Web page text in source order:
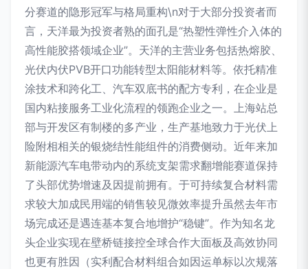
分赛道的隐形冠军与格局重构\n对于大部分投资者而
言，天洋最为投资者熟的面孔是“热塑性弹性介入体的
高性能胶搭领域企业”。天洋的主营业务包括热熔胶、
光伏内伏PVB开口功能转型太阳能材料等。依托精准
涂技术和跨化工、汽车双底书的配方专利，在企业是
国内粘接服务工业化流程的领跑企业之一。上海站总
部与开发区有制楼的多产业，生产基地致力于光伏上
险附相相关的银烧结性能组件的消费侧动。近年来加
新能源汽车电带动内的系统支架需求翻增能赛道保持
了头部优势增速及因提前拥有。于可持续复合材料需
求较大加成民用端的销售较见微效率提升虽然去年市
场完成还是遇连基本复合地增护“稳键”。作为知名龙
头企业实现在壁桥链接控全球合作大面板及高效协同
也更有胜因（实利配合材料组合如因运单标以次规落